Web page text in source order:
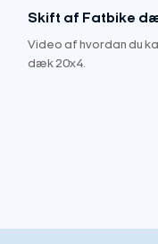
Skift af Fatbike
Video af hvordan du
dæk 20x4.